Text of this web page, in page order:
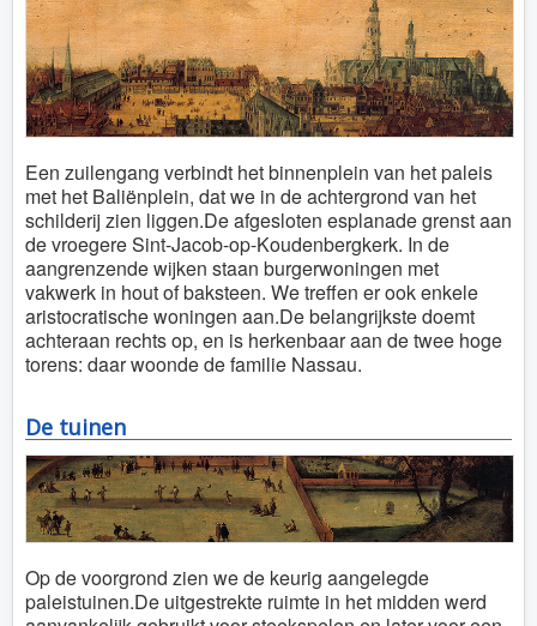
Een zuilengang verbindt het binnenplein van het paleis
met het Baliënplein, dat we in de achtergrond van het
schilderij zien liggen.De afgesloten esplanade grenst aan
de vroegere Sint-Jacob-op-Koudenbergkerk. In de
aangrenzende wijken staan burgerwoningen met
vakwerk in hout of baksteen. We treffen er ook enkele
aristocratische woningen aan.De belangrijkste doemt
achteraan rechts op, en is herkenbaar aan de twee hoge
torens: daar woonde de familie Nassau.
De tuinen
Op de voorgrond zien we de keurig aangelegde
paleistuinen.De uitgestrekte ruimte in het midden werd